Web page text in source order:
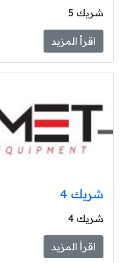
شريك 5
اقرأ المزيد
شريك 4
شريك 4
اقرأ المزيد